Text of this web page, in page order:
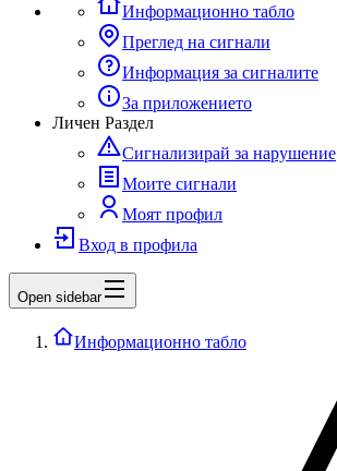
Информационно табло
Преглед на сигнали
Информация за сигналите
За приложението
Личен Раздел
Сигнализирай за нарушение
Моите сигнали
Моят профил
Вход в профила
Open sidebar
Информационно табло